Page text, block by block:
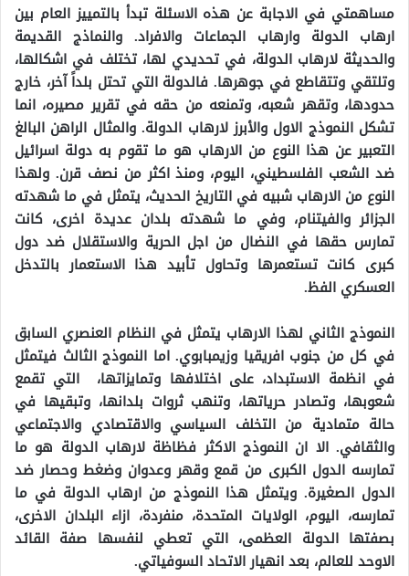
مساهمتي في الاجابة عن هذه الاسئلة تبدأ بالتمييز العام بين
ارهاب الدولة وارهاب الجماعات والافراد. والنماذج القديمة
والحديثة لارهاب الدولة، في تحديدي لها، تختلف في اشكالها،
وتلتقي وتتقاطع في جوهرها. فالدولة التي تحتل بلداً آخر، خارج
حدودها، وتقهر شعبه، وتمنعه من حقه في تقرير مصيره، انما
تشكل النموذج الاول والأبرز لارهاب الدولة. والمثال الراهن البالغ
التعبير عن هذا النوع من الارهاب هو ما تقوم به دولة اسرائيل
ضد الشعب الفلسطيني، اليوم، ومنذ اكثر من نصف قرن. ولهذا
النوع من الارهاب شبيه في التاريخ الحديث، يتمثل في ما شهدته
الجزائر والفيتنام، وفي ما شهدته بلدان عديدة اخرى، كانت
تمارس حقها في النضال من اجل الحرية والاستقلال ضد دول
كبرى كانت تستعمرها وتحاول تأبيد هذا الاستعمار بالتدخل
العسكري الفظ.
النموذج الثاني لهذا الارهاب يتمثل في النظام العنصري السابق
في كل من جنوب افريقيا وزيمبابوي. اما النموذج الثالث فيتمثل
في انظمة الاستبداد، على اختلافها وتمايزاتها، التي تقمع
شعوبها، وتصادر حرياتها، وتنهب ثروات بلدانها، وتبقيها في
حالة متمادية من التخلف السياسي والاقتصادي والاجتماعي
والثقافي. الا ان النموذج الاكثر فظاظة لارهاب الدولة هو ما
تمارسه الدول الكبرى من قمع وقهر وعدوان وضغط وحصار ضد
الدول الصغيرة. ويتمثل هذا النموذج من ارهاب الدولة في ما
تمارسه، اليوم، الولايات المتحدة، منفردة، ازاء البلدان الاخرى،
بصفتها الدولة العظمى، التي تعطي لنفسها صفة القائد
الاوحد للعالم، بعد انهيار الاتحاد السوفياتي.